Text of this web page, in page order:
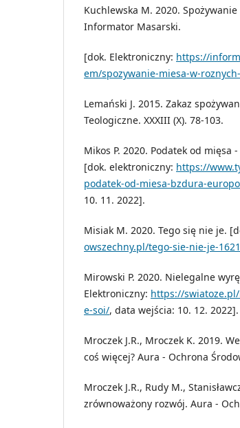
Kuchlewska M. 2020.
Informator Masarski.
[dok. Elektroniczny: https://
em/spozywanie-miesa-w-
Lemański J. 2015. Zakaz
Teologiczne. XXXIII (X). 78-103.
Mikos P. 2020. Podatek od
[dok. elektroniczny: https://
podatek-od-miesa-bzdura-
10. 11. 2022].
Misiak M. 2020. Tego się nie je.
owszechny.pl/tego-sie-nie-je-
Mirowski P. 2020. Nielegalne
Elektroniczny: https://
e-soi/, data wejścia: 10. 12. 2022].
Mroczek J.R., Mroczek K. 2019.
coś więcej? Aura - Ochrona
Mroczek J.R., Rudy M.,
zrównoważony rozwój. Aura -